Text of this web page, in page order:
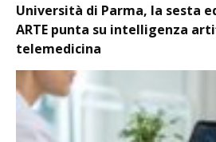
Università di Parma, la sesta
ARTE punta su intelligenza
telemedicina